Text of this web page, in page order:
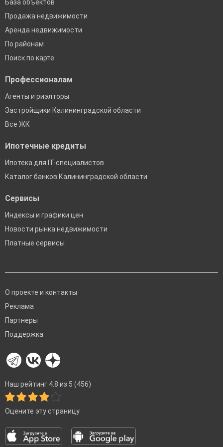
База объектов
Продажа недвижимости
Аренда недвижимости
По районам
Поиск по карте
Профессионалам
Агенты и риэлторы
Застройщики Калининградской области
Все ЖК
Ипотечные кредиты
Ипотека для IT-специалистов
Каталог банков Калининградской области
Сервисы
Индексы и графики цен
Новости рынка недвижимости
Платные сервисы
О проекте и контакты
Реклама
Партнеры
Поддержка
Наш рейтинг 4.8 из 5 (456)
Оцените эту страницу